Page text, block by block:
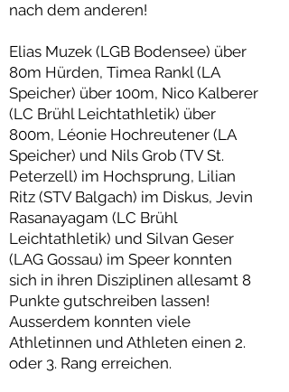
nach dem anderen!
Elias Muzek (LGB Bodensee) über
80m Hürden, Timea Rankl (LA
Speicher) über 100m, Nico Kalberer
(LC Brühl Leichtathletik) über
800m, Léonie Hochreutener (LA
Speicher) und Nils Grob (TV St.
Peterzell) im Hochsprung, Lilian
Ritz (STV Balgach) im Diskus, Jevin
Rasanayagam (LC Brühl
Leichtathletik) und Silvan Geser
(LAG Gossau) im Speer konnten
sich in ihren Disziplinen allesamt 8
Punkte gutschreiben lassen!
Ausserdem konnten viele
Athletinnen und Athleten einen 2.
oder 3. Rang erreichen.